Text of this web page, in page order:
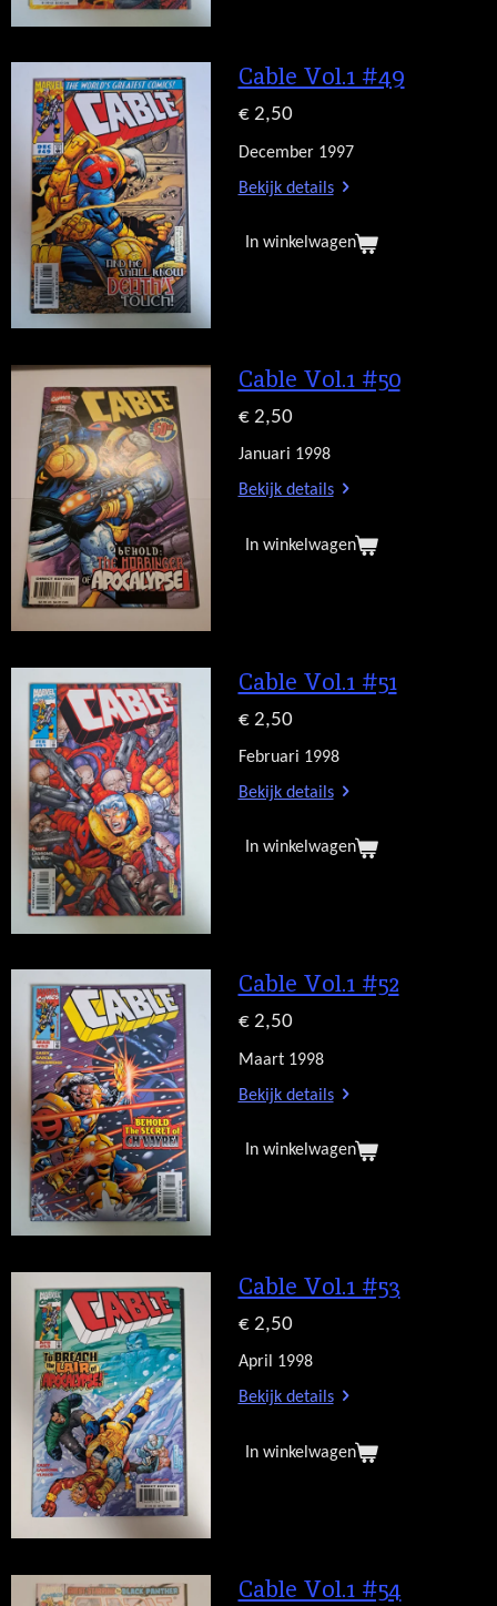
Cable Vol.1 #49
€ 2,50
December 1997
Bekijk details
In winkelwagen
Cable Vol.1 #50
€ 2,50
Januari 1998
Bekijk details
In winkelwagen
Cable Vol.1 #51
€ 2,50
Februari 1998
Bekijk details
In winkelwagen
Cable Vol.1 #52
€ 2,50
Maart 1998
Bekijk details
In winkelwagen
Cable Vol.1 #53
€ 2,50
April 1998
Bekijk details
In winkelwagen
Cable Vol.1 #54